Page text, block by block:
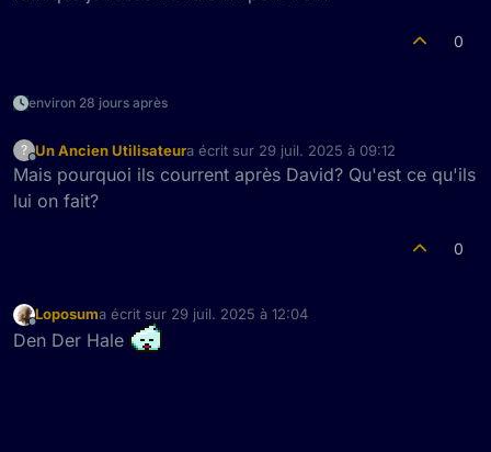
0
environ 28 jours après
?
Hors-ligne
Un Ancien Utilisateura écrit sur 29 juil. 2025 à 09:12
dernière édition par
Mais pourquoi ils courrent après David? Qu'est ce qu'ils
lui on fait?
0
Hors-ligne
Loposuma écrit sur 29 juil. 2025 à 12:04
dernière édition par
Den Der Hale